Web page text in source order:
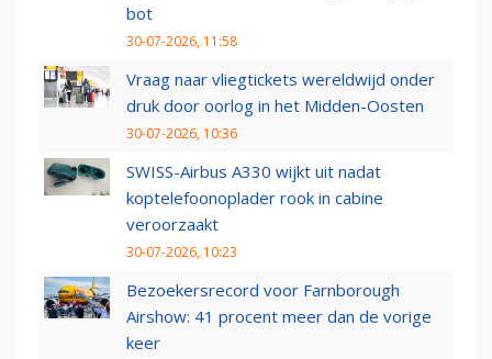
bot
30-07-2026, 11:58
Vraag naar vliegtickets wereldwijd onder
druk door oorlog in het Midden-Oosten
30-07-2026, 10:36
SWISS-Airbus A330 wijkt uit nadat
koptelefoonoplader rook in cabine
veroorzaakt
30-07-2026, 10:23
Bezoekersrecord voor Farnborough
Airshow: 41 procent meer dan de vorige
keer